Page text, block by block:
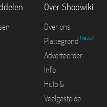
Over Shopwiki
Over ons
Plattegrond Nieuw!
Adverteerder
Info
Hulp &
Veelgestelde